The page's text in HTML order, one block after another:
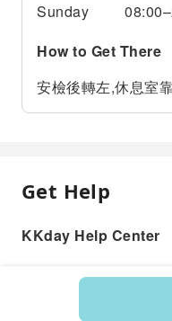
Sunday
How to Get There
安檢後轉左,休息室
Get Help
KKday Help Center